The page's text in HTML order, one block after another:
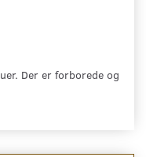
Der er forborede og